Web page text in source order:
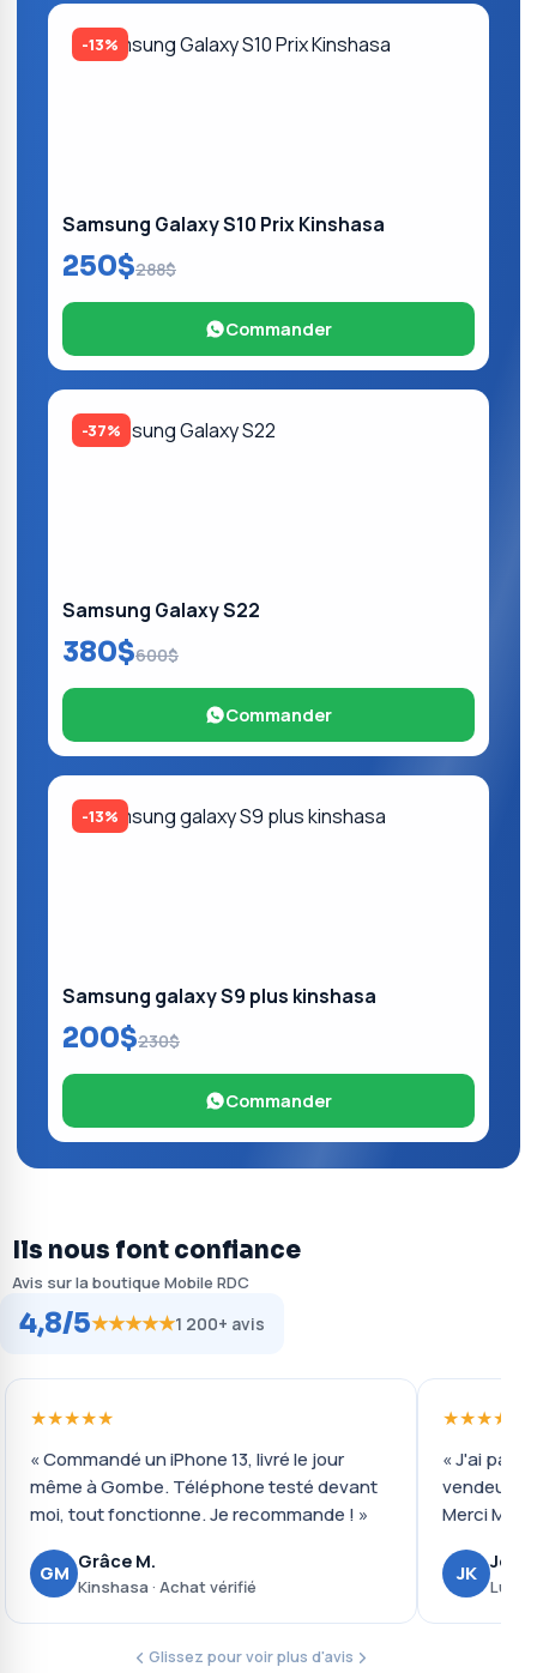
-13%
Samsung Galaxy S10 Prix Kinshasa
250$288$
Commander
-37%
Samsung Galaxy S22
380$600$
Commander
-13%
Samsung galaxy S9 plus kinshasa
200$230$
Commander
Ils nous font confiance
Avis sur la boutique Mobile RDC
4,8/5★★★★★1 200+ avis
★★★★★
« Commandé un iPhone 13, livré le jour
même à Gombe. Téléphone testé devant
moi, tout fonctionne. Je recommande ! »
GM Grâce M.
Kinshasa · Achat vérifié
★★★★★
« J'ai payé
vendeur
Merci
JK
Glissez pour voir plus d'avis